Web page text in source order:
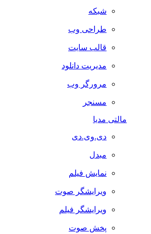
شبکه
طراحی وب
قالب سایت
مدیریت دانلود
مرورگر وب
مسنجر
مالتی مدیا
دی.وی.دی
مبدل
نمایش فیلم
ویرایشگر صوت
ویرایشگر فیلم
پخش صوت